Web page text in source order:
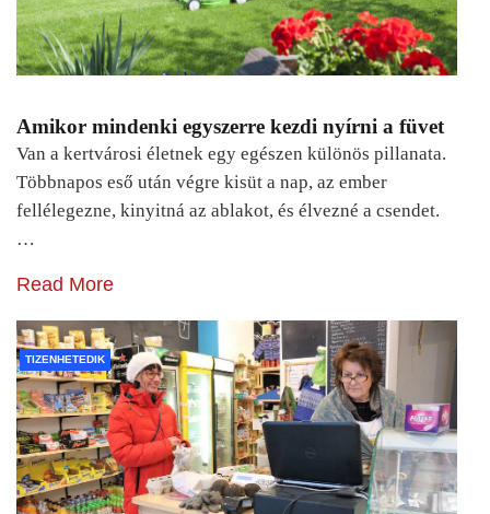
Amikor mindenki egyszerre kezdi nyírni a füvet
Van a kertvárosi életnek egy egészen különös pillanata.
Többnapos eső után végre kisüt a nap, az ember
fellélegezne, kinyitná az ablakot, és élvezné a csendet.
…
Read More
TIZENHETEDIK